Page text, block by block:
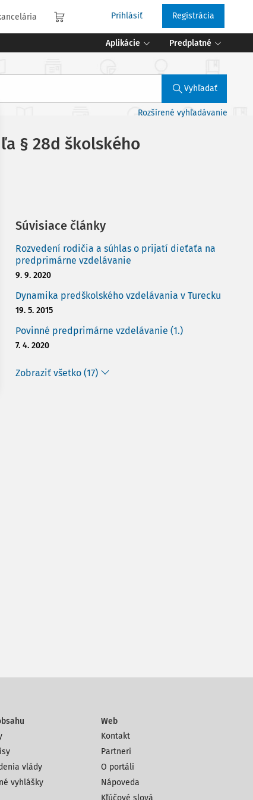
Prihlásiť Registrácia
Aplikácie Predplatné
Vyhľadať
Rozšírené vyhľadávanie
§ 28d školského
Súvisiace články
Rozvedení rodičia a súhlas o prijatí dieťaťa na
predprimárne vzdelávanie
9. 9. 2020
Dynamika predškolského vzdelávania v Turecku
19. 5. 2015
Povinné predprimárne vzdelávanie (1.)
7. 4. 2020
Zobraziť všetko (17)
vlády
vyhlášky
Web
Kontakt
Partneri
O portáli
Nápoveda
Kľúčové slová